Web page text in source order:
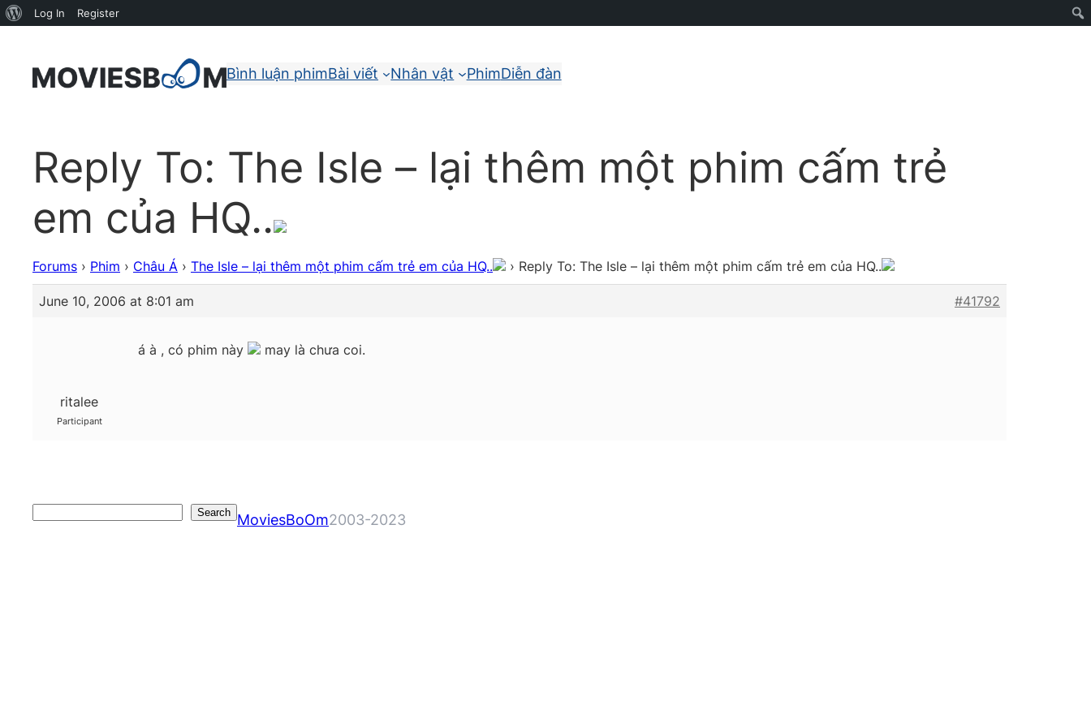
Bình luận phimBài viết Nhân vật PhimDiễn đàn
Reply To: The Isle – lại thêm một phim cấm trẻ
em của HQ..
Forums › Phim › Châu Á › The Isle – lại thêm một phim cấm trẻ em của HQ.. › Reply To: The Isle – lại thêm một phim cấm trẻ em của HQ..
June 10, 2006 at 8:01 am #41792
ritalee
Participant
á à , có phim này may là chưa coi.
Search MoviesBoOm2003-2023
About
Log In Register